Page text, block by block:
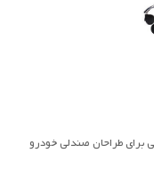
برای طراحان صندلی خودرو